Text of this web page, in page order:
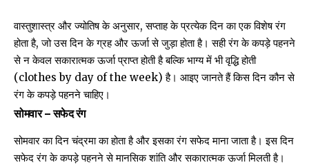
वास्तुशास्त्र और ज्योतिष के अनुसार, सप्ताह के प्रत्येक दिन का एक विशेष रंग
होता है, जो उस दिन के ग्रह और ऊर्जा से जुड़ा होता है। सही रंग के कपड़े पहनने
से न केवल सकारात्मक ऊर्जा प्राप्त होती है बल्कि भाग्य में भी वृद्धि होती
(clothes by day of the week) है। आइए जानते हैं किस दिन कौन से
रंग के कपड़े पहनने चाहिए।
सोमवार – सफेद रंग
सोमवार का दिन चंद्रमा का होता है और इसका रंग सफेद माना जाता है। इस दिन
सफेद रंग के कपड़े पहनने से मानसिक शांति और सकारात्मक ऊर्जा मिलती है।